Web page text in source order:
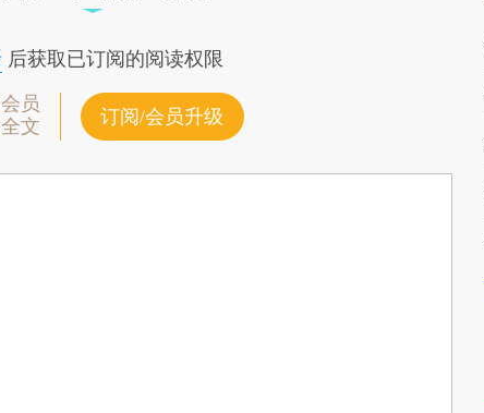
后获取已订阅的阅读权限
员
文
订阅/会员升级